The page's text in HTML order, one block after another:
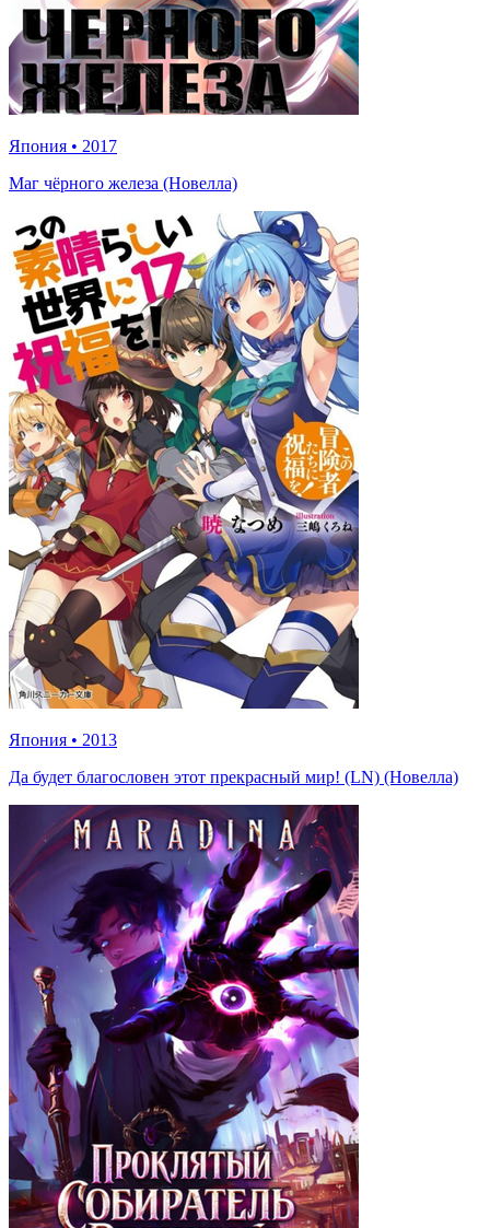
Япония • 2017
Маг чёрного железа (Новелла)
Япония • 2013
Да будет благословен этот прекрасный мир! (LN) (Новелла)